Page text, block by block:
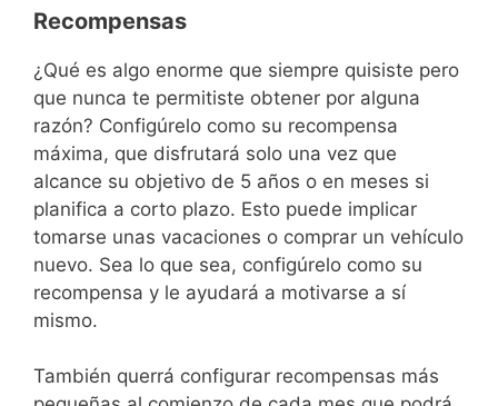
Recompensas
¿Qué es algo enorme que siempre quisiste pero
que nunca te permitiste obtener por alguna
razón? Configúrelo como su recompensa
máxima, que disfrutará solo una vez que
alcance su objetivo de 5 años o en meses si
planifica a corto plazo. Esto puede implicar
tomarse unas vacaciones o comprar un vehículo
nuevo. Sea lo que sea, configúrelo como su
recompensa y le ayudará a motivarse a sí
mismo.
También querrá configurar recompensas más